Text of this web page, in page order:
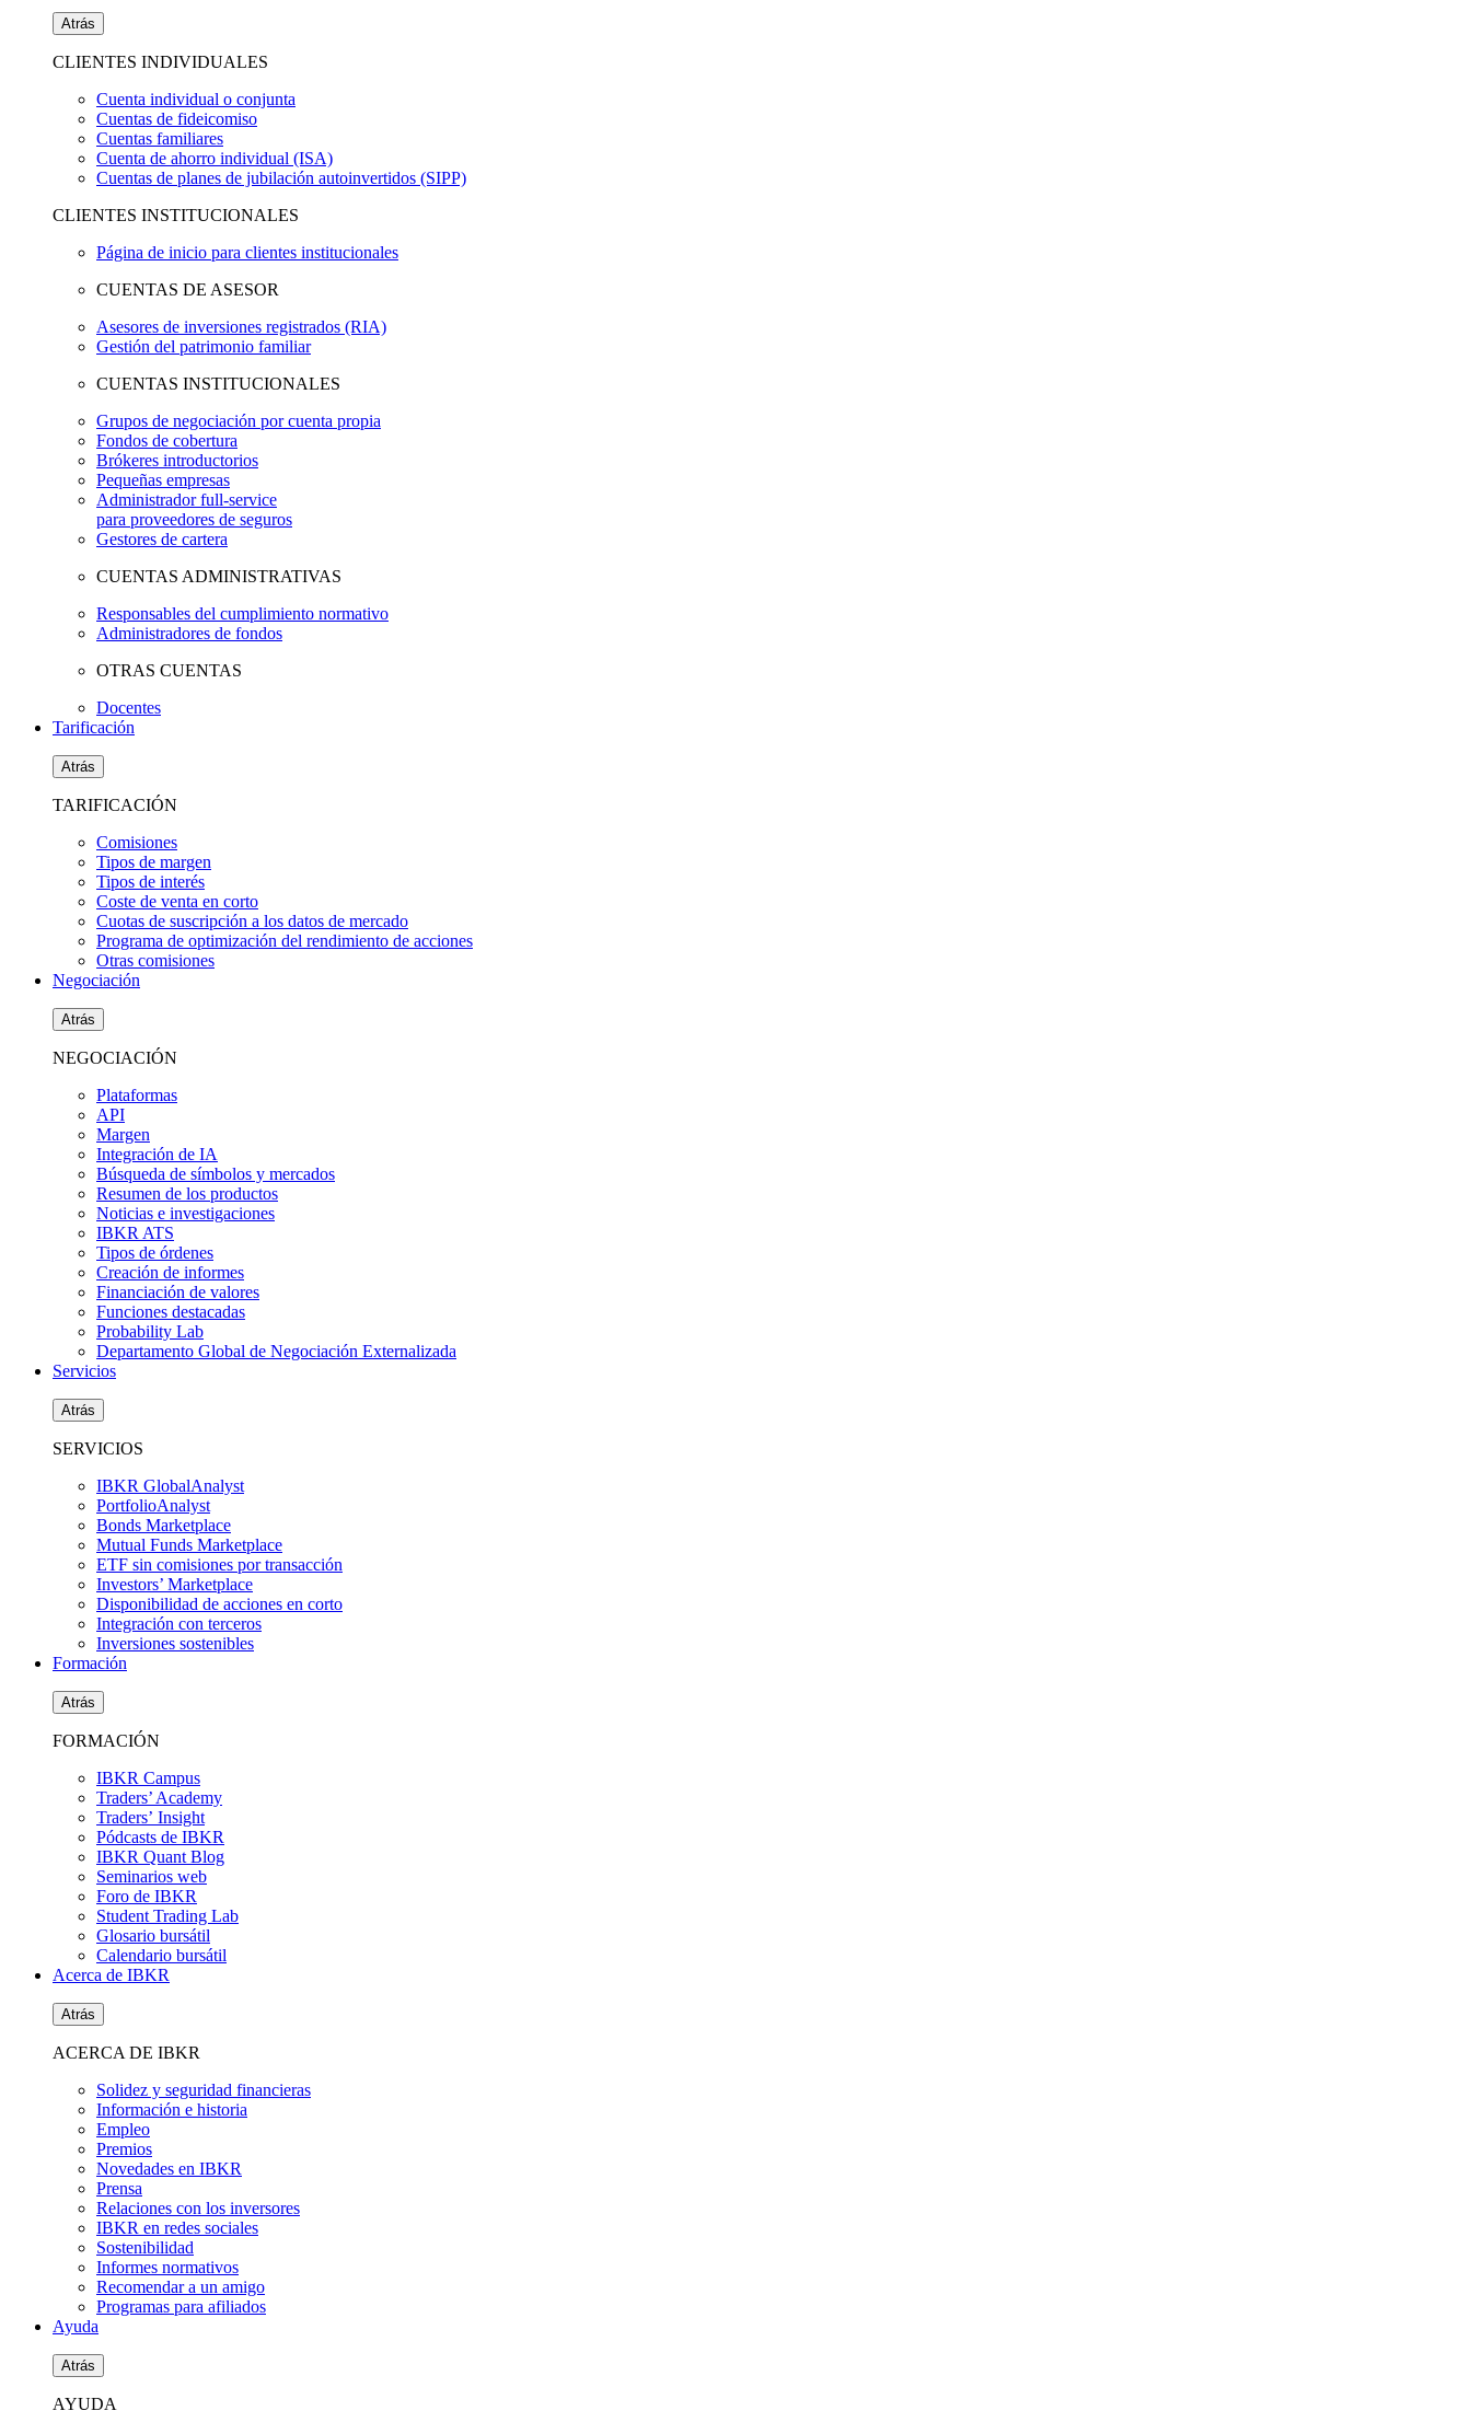
Atrás
CLIENTES INDIVIDUALES
Cuenta individual o conjunta
Cuentas de fideicomiso
Cuentas familiares
Cuenta de ahorro individual (ISA)
Cuentas de planes de jubilación autoinvertidos (SIPP)
CLIENTES INSTITUCIONALES
Página de inicio para clientes institucionales
CUENTAS DE ASESOR
Asesores de inversiones registrados (RIA)
Gestión del patrimonio familiar
CUENTAS INSTITUCIONALES
Grupos de negociación por cuenta propia
Fondos de cobertura
Brókeres introductorios
Pequeñas empresas
Administrador full-service
para proveedores de seguros
Gestores de cartera
CUENTAS ADMINISTRATIVAS
Responsables del cumplimiento normativo
Administradores de fondos
OTRAS CUENTAS
Docentes
Tarificación
Atrás
TARIFICACIÓN
Comisiones
Tipos de margen
Tipos de interés
Coste de venta en corto
Cuotas de suscripción a los datos de mercado
Programa de optimización del rendimiento de acciones
Otras comisiones
Negociación
Atrás
NEGOCIACIÓN
Plataformas
API
Margen
Integración de IA
Búsqueda de símbolos y mercados
Resumen de los productos
Noticias e investigaciones
IBKR ATS
Tipos de órdenes
Creación de informes
Financiación de valores
Funciones destacadas
Probability Lab
Departamento Global de Negociación Externalizada
Servicios
Atrás
SERVICIOS
IBKR GlobalAnalyst
PortfolioAnalyst
Bonds Marketplace
Mutual Funds Marketplace
ETF sin comisiones por transacción
Investors’ Marketplace
Disponibilidad de acciones en corto
Integración con terceros
Inversiones sostenibles
Formación
Atrás
FORMACIÓN
IBKR Campus
Traders’ Academy
Traders’ Insight
Pódcasts de IBKR
IBKR Quant Blog
Seminarios web
Foro de IBKR
Student Trading Lab
Glosario bursátil
Calendario bursátil
Acerca de IBKR
Atrás
ACERCA DE IBKR
Solidez y seguridad financieras
Información e historia
Empleo
Premios
Novedades en IBKR
Prensa
Relaciones con los inversores
IBKR en redes sociales
Sostenibilidad
Informes normativos
Recomendar a un amigo
Programas para afiliados
Ayuda
Atrás
AYUDA